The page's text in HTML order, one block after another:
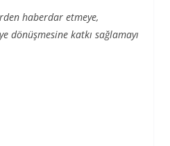
haberdar etmeye,
dönüşmesine katkı sağlamayı